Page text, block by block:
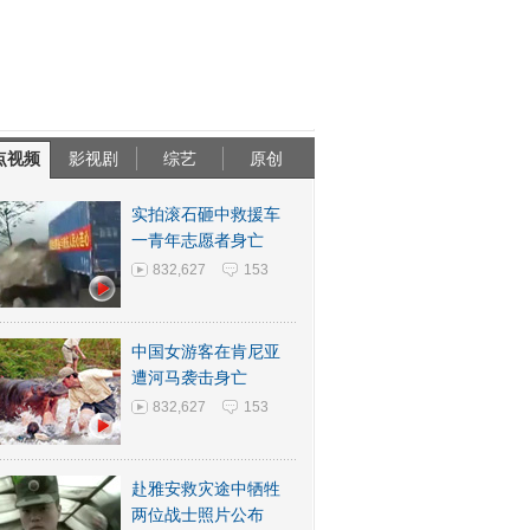
视频 影视剧 综艺 原创
实拍滚石砸中救援车
一青年志愿者身亡
832,627 153
中国女游客在肯尼亚
遭河马袭击身亡
832,627 153
赴雅安救灾途中牺牲
两位战士照片公布